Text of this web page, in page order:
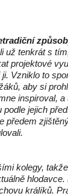
už tenkrát s
projektové
Vzniklo to
aby si
inspiroval,
jejich
předem
kolegy,
králíků.